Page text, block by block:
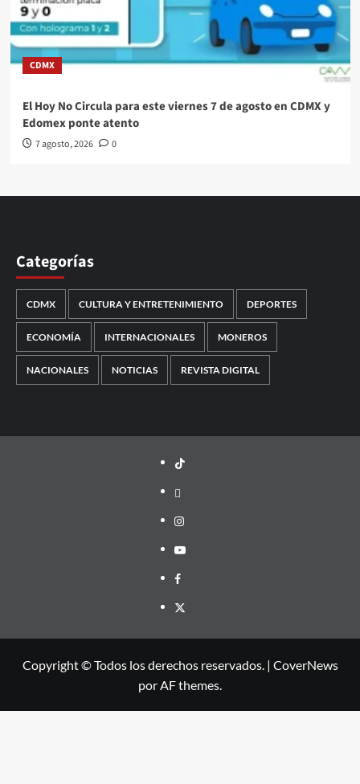
CDMX
El Hoy No Circula para este viernes 7 de agosto en CDMX y
Edomex ponte atento
7 agosto, 2026 0
Categorías
CDMX CULTURA Y ENTRETENIMIENTO DEPORTES
ECONOMÍA INTERNACIONALES MONEROS
NACIONALES NOTICIAS REVISTA DIGITAL
TikTok
threads
Instagram
Youtube
Facebook
X
Copyright © Todos los derechos reservados. | CoverNews
por AF themes.